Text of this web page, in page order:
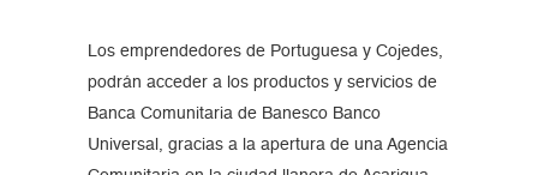
Los emprendedores de Portuguesa y Cojedes,
podrán acceder a los productos y servicios de
Banca Comunitaria de Banesco Banco
Universal, gracias a la apertura de una Agencia